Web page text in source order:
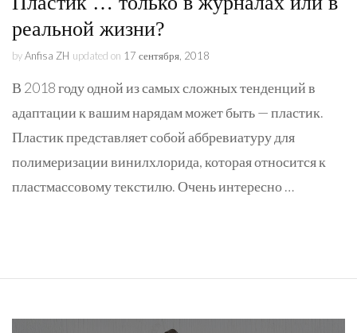
реальной жизни?
byAnfisa ZH updated on 17 сентября, 2018
В 2018 году одной из самых сложных тенденций в
адаптации к вашим нарядам может быть — пластик.
Пластик представляет собой аббревиатуру для
полимеризации винилхлорида, которая относится к
пластмассовому текстилю. Очень интересно …